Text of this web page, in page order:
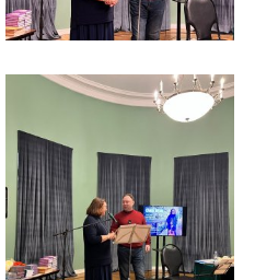
Файл
изображения